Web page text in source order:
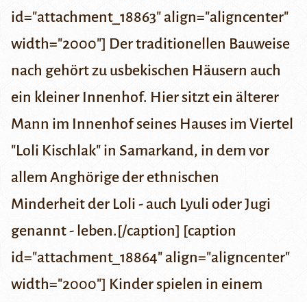
id="attachment_18863" align="aligncenter"
width="2000"] Der traditionellen Bauweise
nach gehört zu usbekischen Häusern auch
ein kleiner Innenhof. Hier sitzt ein älterer
Mann im Innenhof seines Hauses im Viertel
"Loli Kischlak" in Samarkand, in dem vor
allem Anghörige der ethnischen
Minderheit der Loli - auch Lyuli oder Jugi
genannt - leben.[/caption] [caption
id="attachment_18864" align="aligncenter"
width="2000"] Kinder spielen in einem